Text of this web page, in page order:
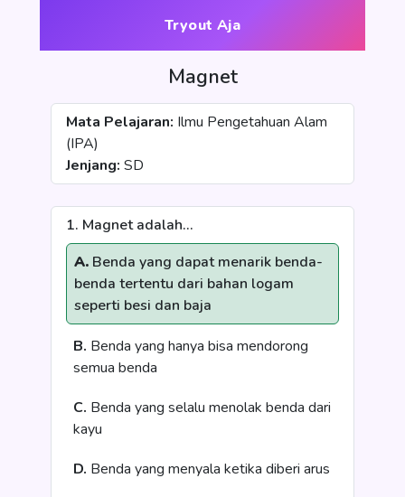
Tryout Aja
Magnet
Mata Pelajaran: Ilmu Pengetahuan Alam
(IPA)
Jenjang: SD
1. Magnet adalah...
A. Benda yang dapat menarik benda-
benda tertentu dari bahan logam
seperti besi dan baja
B. Benda yang hanya bisa mendorong
semua benda
C. Benda yang selalu menolak benda dari
kayu
D. Benda yang menyala ketika diberi arus